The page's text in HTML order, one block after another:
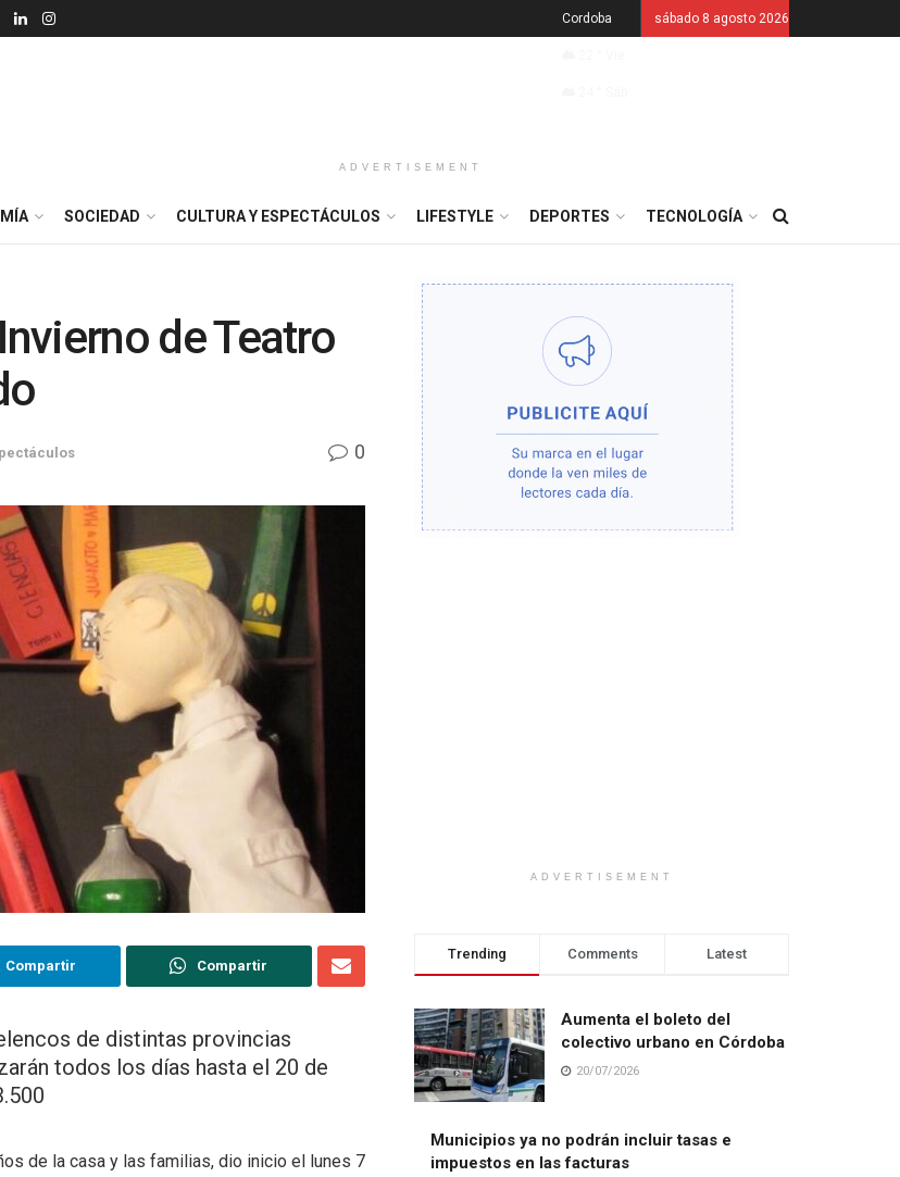
Cordoba sábado 8 agosto 2026
ADVERTISEMENT
SOCIEDAD CULTURA Y ESPECTÁCULOS LIFESTYLE DEPORTES TECNOLOGÍA
de Teatro
0
Compartir Compartir
de distintas provincias
todos los días hasta el 20 de
de la casa y las familias, dio inicio el lunes 7
ADVERTISEMENT
Trending Comments Latest
Aumenta el boleto del
colectivo urbano en Córdoba
20/07/2026
Municipios ya no podrán incluir tasas e
impuestos en las facturas